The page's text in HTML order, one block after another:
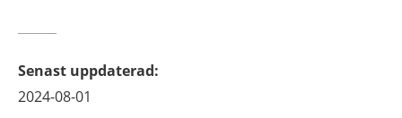
Senast uppdaterad:
2024-08-01